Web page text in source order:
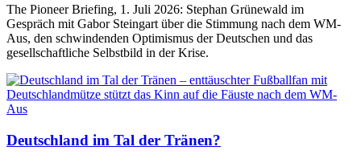
The Pioneer Briefing, 1. Juli 2026: Stephan Grünewald im
Gespräch mit Gabor Steingart über die Stimmung nach dem WM-
Aus, den schwindenden Optimismus der Deutschen und das
gesellschaftliche Selbstbild in der Krise.
Deutschland im Tal der Tränen?